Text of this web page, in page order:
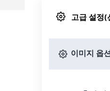
고급 설정(
이미지 옵